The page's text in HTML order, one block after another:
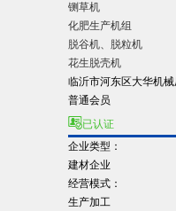
铡草机
化肥生产机组
脱谷机、脱粒机
花生脱壳机
临沂市河东区大华机
普通会员
已认证
企业类型：
建材企业
经营模式：
生产加工